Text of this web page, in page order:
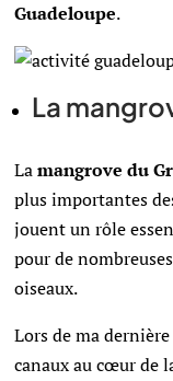
Guadeloupe.
La
Lamangrove du
plus importantes
jouent un rôle
pour de
oiseaux.
Lors de ma
canaux au cœur de